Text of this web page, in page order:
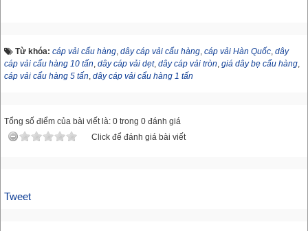
Từ khóa: cáp vải cẩu hàng, dây cáp vải cẩu hàng, cáp vải Hàn Quốc, dây
cáp vải cẩu hàng 10 tấn, dây cáp vải dẹt, dây cáp vải tròn, giá dây bẹ cẩu hàng,
cáp vải cẩu hàng 5 tấn, dây cáp vải cẩu hàng 1 tấn
Tổng số điểm của bài viết là: 0 trong 0 đánh giá
Click để đánh giá bài viết
Tweet